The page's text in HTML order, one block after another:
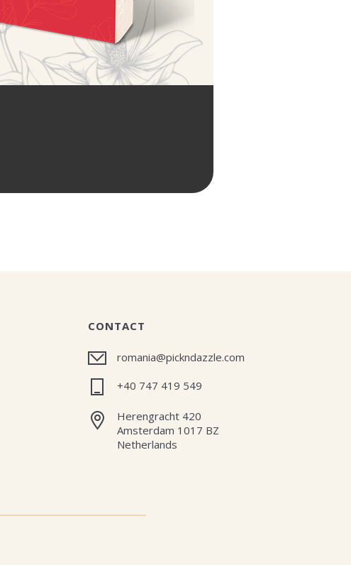
CONTACT
romania@pickndazzle.com
+40 747 419 549
Herengracht 420
Amsterdam 1017 BZ
Netherlands